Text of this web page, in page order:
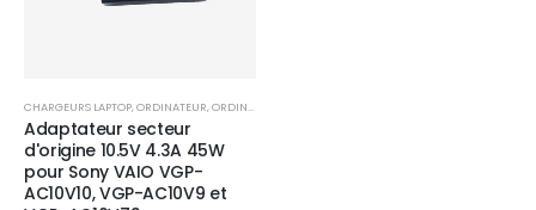
CHARGEURS LAPTOP,ORDINATEUR,ORDINATEUR PORTABLE
Adaptateur secteur
d'origine 10.5V 4.3A 45W
pour Sony VAIO VGP-
AC10V10, VGP-AC10V9 et